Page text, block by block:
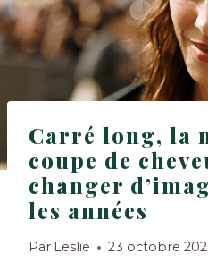
Carré long, la
coupe de
changer
les années
Par Leslie 23 octobre